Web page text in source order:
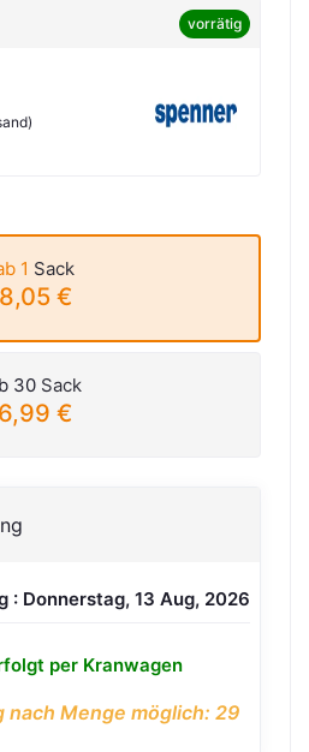
vorrätig
1 Sack
8,05 €
30 Sack
6,99 €
: Donnerstag, 13 Aug, 2026
per Kranwagen
nach Menge möglich: 29